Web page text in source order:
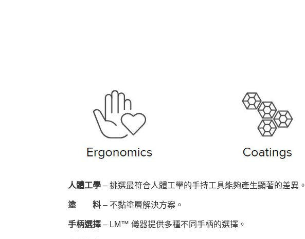
人體工學 – 挑選最符合人體工學的手持工具能夠產生顯著的差異。
塗 料 – 不黏塗層解決方案。
手柄選擇 – LM™ 儀器提供多種不同手柄的選擇。